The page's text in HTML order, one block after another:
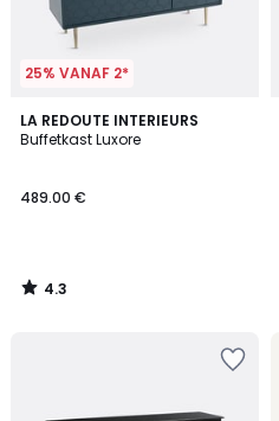
25% VANAF 2*
LA REDOUTE INTERIEURS
Buffetkast Luxore
489.00 €
4.3
/ 5
4.3
/